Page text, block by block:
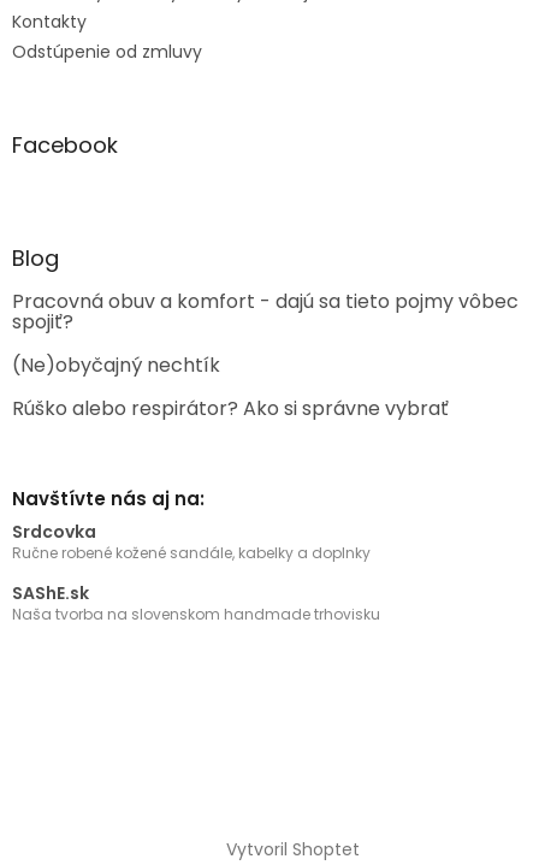
Kontakty
Odstúpenie od zmluvy
Facebook
Blog
Pracovná obuv a komfort - dajú sa tieto pojmy vôbec
spojiť?
(Ne)obyčajný nechtík
Rúško alebo respirátor? Ako si správne vybrať
Navštívte nás aj na:
Srdcovka
Ručne robené kožené sandále, kabelky a doplnky
SAShE.sk
Naša tvorba na slovenskom handmade trhovisku
Vytvoril Shoptet